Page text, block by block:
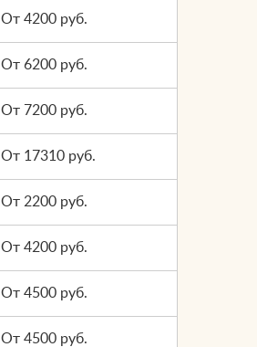
От 4200 руб.
От 6200 руб.
От 7200 руб.
От 17310 руб.
От 2200 руб.
От 4200 руб.
От 4500 руб.
От 4500 руб.